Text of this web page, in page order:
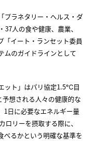
プラネタリー・ヘルス・ダ
人の食や健康、農業、
「イート・ランセット委員
ムのガイドラインとして
ット」はパリ協定1.5℃目
想される人々の健康的な
1日に必要なエネルギー量
ロリーを摂取する際に、
べるかという明確な基準を